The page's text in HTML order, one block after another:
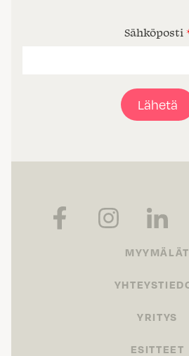
Sähköposti
Lähetä
MYYMÄLÄT
YRITYS
ESITTEET